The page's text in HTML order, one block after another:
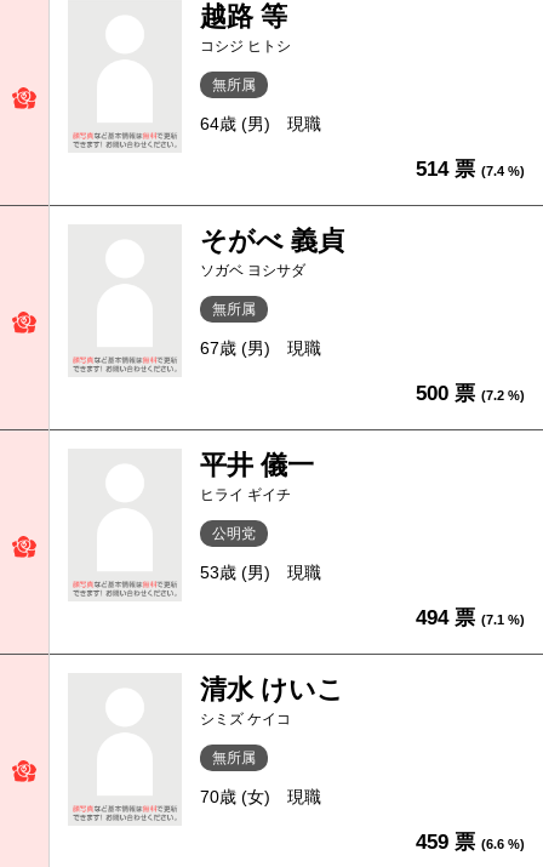
越路 等
コシジ ヒトシ
無所属
64歳 (男) 現職
514 票 (7.4 %)
そがべ 義貞
ソガベ ヨシサダ
無所属
67歳 (男) 現職
500 票 (7.2 %)
平井 儀一
ヒライ ギイチ
公明党
53歳 (男) 現職
494 票 (7.1 %)
清水 けいこ
シミズ ケイコ
無所属
70歳 (女) 現職
459 票 (6.6 %)